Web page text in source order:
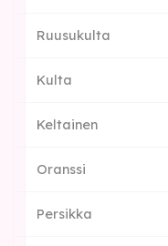
Ruusukulta
Kulta
Keltainen
Oranssi
Persikka